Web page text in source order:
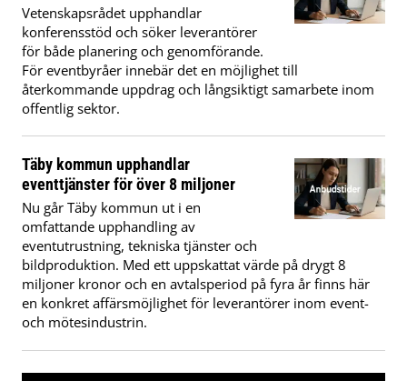
Vetenskapsrådet upphandlar
konferensstöd och söker leverantörer
för både planering och genomförande.
För eventbyråer innebär det en möjlighet till
återkommande uppdrag och långsiktigt samarbete inom
offentlig sektor.
Täby kommun upphandlar
eventtjänster för över 8 miljoner
Nu går Täby kommun ut i en
omfattande upphandling av
eventutrustning, tekniska tjänster och
bildproduktion. Med ett uppskattat värde på drygt 8
miljoner kronor och en avtalsperiod på fyra år finns här
en konkret affärsmöjlighet för leverantörer inom event-
och mötesindustrin.